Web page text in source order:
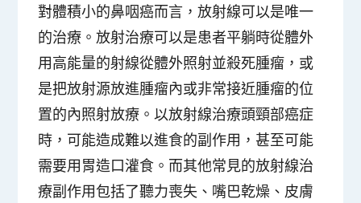
對體積小的鼻咽癌而言，放射線可以是唯一
的治療 。放射治療可以是患者平躺時從體外
用高能量的射線從體外照射並殺死腫瘤，或
是把放射源放進腫瘤內或非常接近腫瘤的位
置的內照射放療。以放射線治療頭頸部癌症
時，可能造成難以進食的副作用，甚至可能
需要用胃造口灌食。而其他常見的放射線治
療副作用包括了聽力喪失、嘴巴乾燥、皮膚